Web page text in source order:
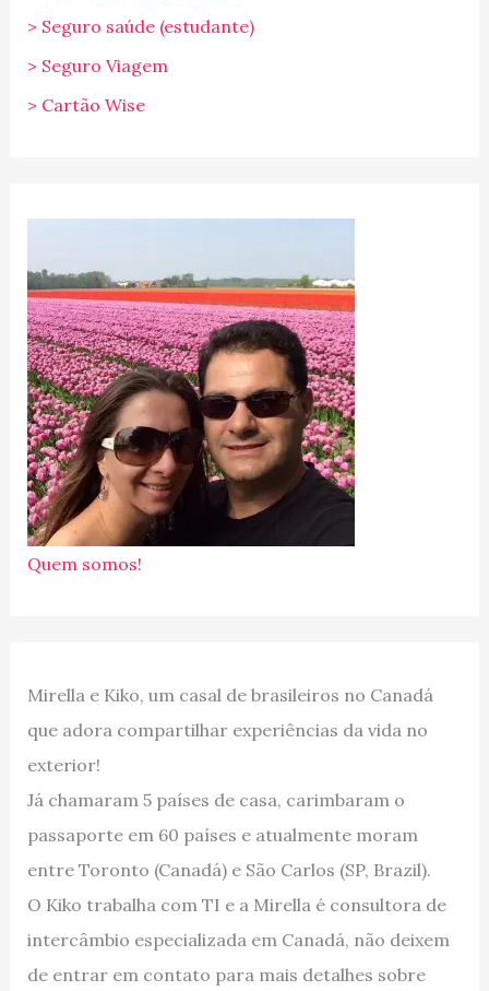
> Seguro saúde (estudante)
> Seguro Viagem
> Cartão Wise
Quem somos!
Mirella e Kiko, um casal de brasileiros no Canadá
que adora compartilhar experiências da vida no
exterior!
Já chamaram 5 países de casa, carimbaram o
passaporte em 60 países e atualmente moram
entre Toronto (Canadá) e São Carlos (SP, Brazil).
O Kiko trabalha com TI e a Mirella é consultora de
intercâmbio especializada em Canadá, não deixem
de entrar em contato para mais detalhes sobre